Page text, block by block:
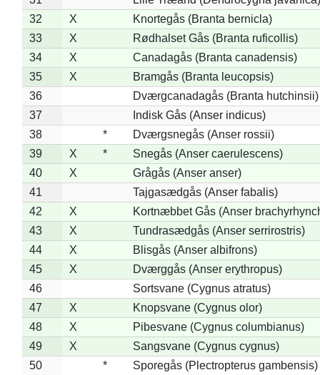
32
X
Knortegås (Branta bernicla)
33
X
Rødhalset Gås (Branta ruficollis)
34
X
Canadagås (Branta canadensis)
35
X
Bramgås (Branta leucopsis)
36
Dværgcanadagås (Branta hutchinsii)
37
Indisk Gås (Anser indicus)
38
*
Dværgsnegås (Anser rossii)
39
X *
Snegås (Anser caerulescens)
40
X
Grågås (Anser anser)
41
Tajgasædgås (Anser fabalis)
42
X
Kortnæbbet Gås (Anser
43
X
Tundrasædgås (Anser serrirostris)
44
X
Blisgås (Anser albifrons)
45
X
Dværggås (Anser erythropus)
46
Sortsvane (Cygnus atratus)
47
X
Knopsvane (Cygnus olor)
48
X
Pibesvane (Cygnus columbianus)
49
X
Sangsvane (Cygnus cygnus)
50
*
Sporegås (Plectropterus gambensis)